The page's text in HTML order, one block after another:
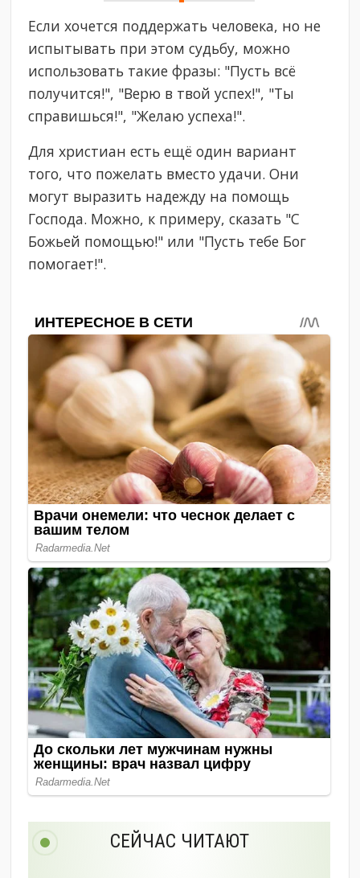
Если хочется поддержать человека, но не
испытывать при этом судьбу, можно
использовать такие фразы: "Пусть всё
получится!", "Верю в твой успех!", "Ты
справишься!", "Желаю успеха!".
Для христиан есть ещё один вариант
того, что пожелать вместо удачи. Они
могут выразить надежду на помощь
Господа. Можно, к примеру, сказать "С
Божьей помощью!" или "Пусть тебе Бог
помогает!".
СЕЙЧАС ЧИТАЮТ